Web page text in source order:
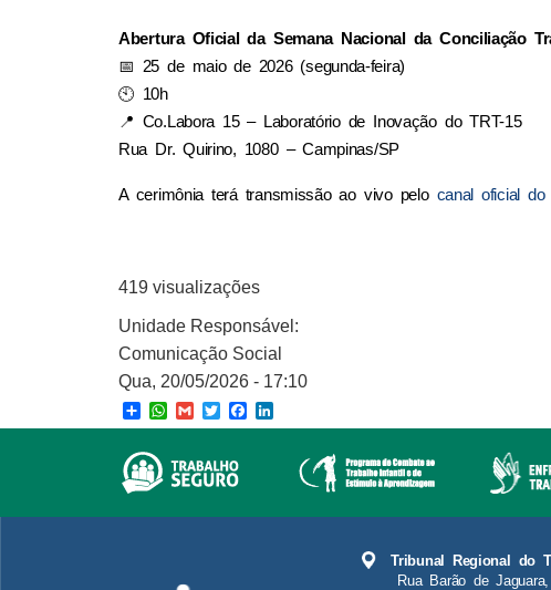
Abertura Oficial da Semana Nacional da Conciliação
📅 25 de maio de 2026 (segunda-feira)
🕙 10h
📍 Co.Labora 15 – Laboratório de Inovação do TRT-15
Rua Dr. Quirino, 1080 – Campinas/SP
A cerimônia terá transmissão ao vivo pelo canal oficial do
419 visualizações
Unidade Responsável:
Comunicação Social
Qua, 20/05/2026 - 17:10
ShareWhatsApp
GmailTwitterFacebook
Tribunal Regional do
Rua Barão de